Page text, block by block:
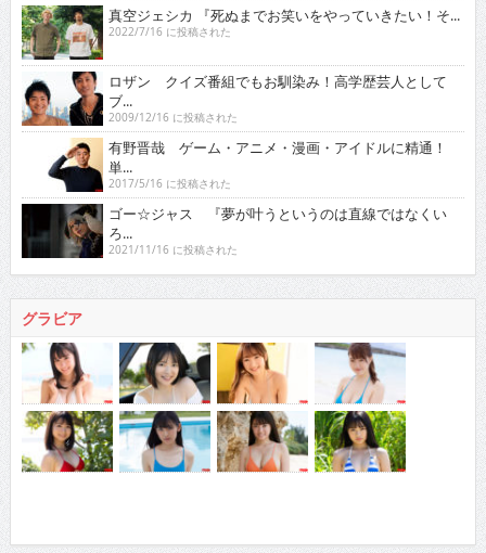
真空ジェシカ 『死ぬまでお笑いをやっていきたい！そ...
2022/7/16 に投稿された
ロザン クイズ番組でもお馴染み！高学歴芸人として
ブ...
2009/12/16 に投稿された
有野晋哉 ゲーム・アニメ・漫画・アイドルに精通！
単...
2017/5/16 に投稿された
ゴー☆ジャス 『夢が叶うというのは直線ではなくい
ろ...
2021/11/16 に投稿された
グラビア